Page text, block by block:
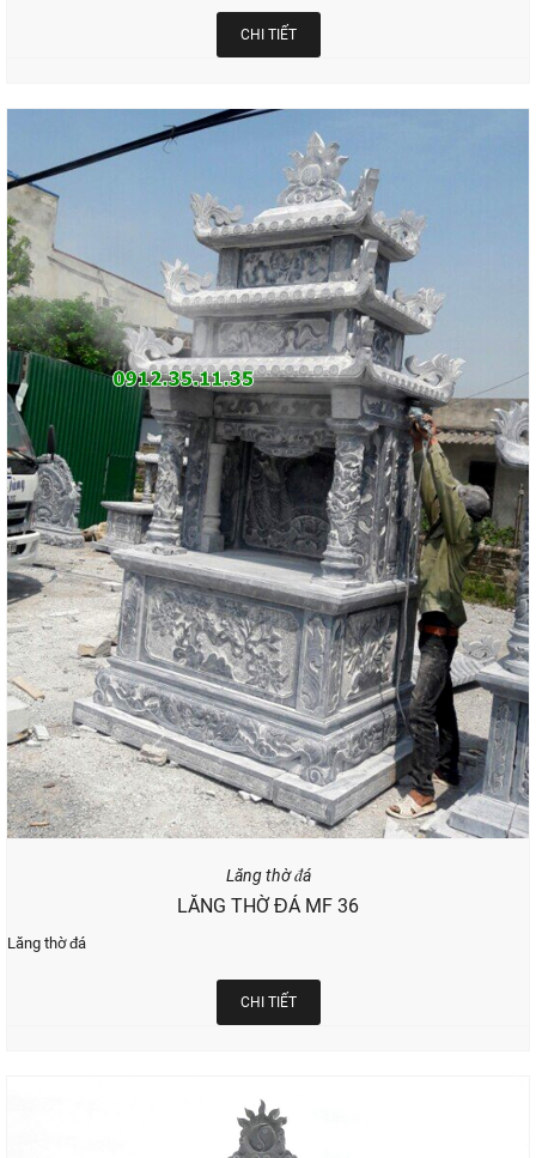
CHI TIẾT
Lăng thờ đá
LĂNG THỜ ĐÁ MF 36
Lăng thờ đá
CHI TIẾT